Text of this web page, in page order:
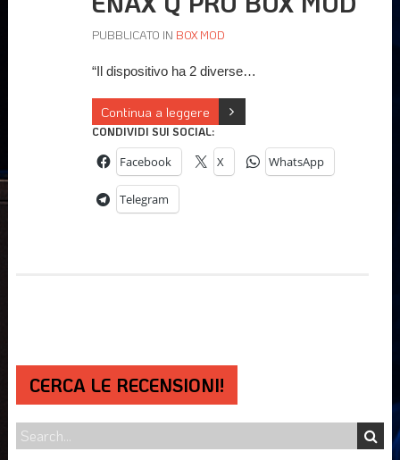
PUBBLICATO IN BOX MOD
“Il dispositivo ha 2 diverse…
Continua a leggere
CONDIVIDI SUI SOCIAL:
Facebook X WhatsApp
Telegram
CERCA LE RECENSIONI!